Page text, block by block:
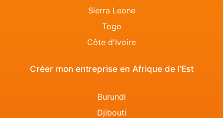
Sierra Leone
Togo
Côte d'Ivoire
Créer mon entreprise en Afrique de l’Est
Burundi
Djibouti